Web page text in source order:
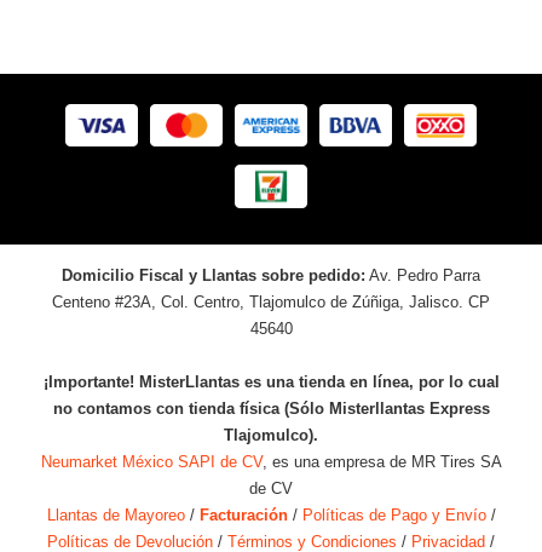
Domicilio Fiscal y Llantas sobre pedido: Av. Pedro Parra
Centeno #23A, Col. Centro, Tlajomulco de Zúñiga, Jalisco. CP
45640
¡Importante! MisterLlantas es una tienda en línea, por lo cual
no contamos con tienda física (Sólo Misterllantas Express
Tlajomulco).
Neumarket México SAPI de CV, es una empresa de MR Tires SA
de CV
Llantas de Mayoreo/ Facturación/ Políticas de Pago y Envío/
Políticas de Devolución / Términos y Condiciones / Privacidad /